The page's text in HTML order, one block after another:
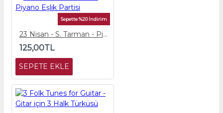
Sepette %20 İndirim
23 Nisan - S. Tarman - Piyano Eşlik Partisi
125,00TL
SEPETE EKLE